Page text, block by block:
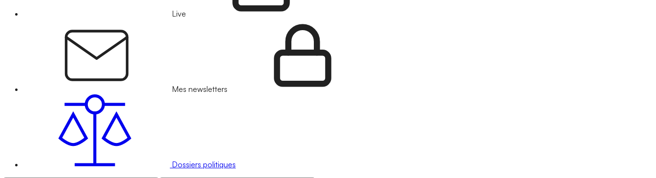
Live
Mes newsletters
Dossiers politiques